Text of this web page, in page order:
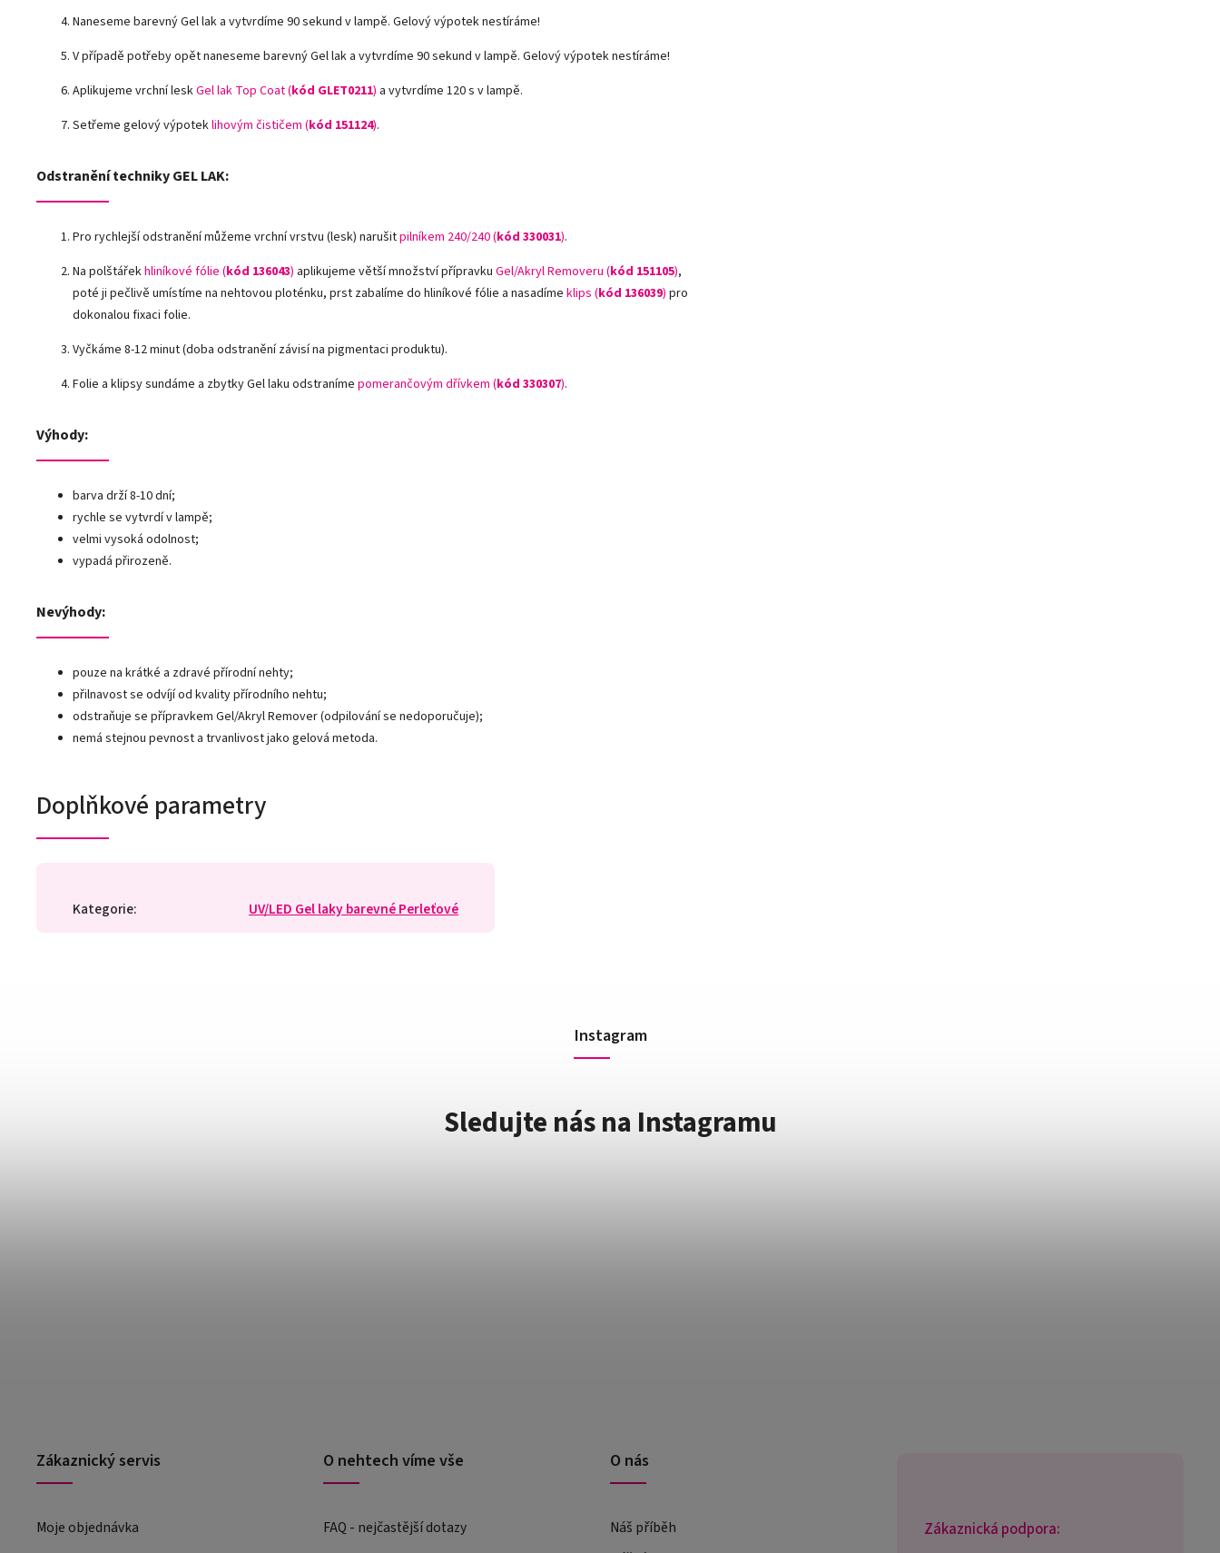
Naneseme barevný Gel lak a vytvrdíme 90 sekund v lampě. Gelový výpotek nestíráme!
V případě potřeby opět naneseme barevný Gel lak a vytvrdíme 90 sekund v lampě. Gelový výpotek nestíráme!
Aplikujeme vrchní leskGel lak Top Coat (kód GLET0211) a vytvrdíme 120 s v lampě.
Setřeme gelový výpoteklihovým čističem (kód 151124).
Odstranění techniky GEL LAK:
Pro rychlejší odstranění můžeme vrchní vrstvu (lesk) narušitpilníkem 240/240 (kód 330031).
Na polštářekhliníkové fólie (kód 136043) aplikujeme větší množství přípravku Gel/Akryl Removeru (kód 151105),
poté ji pečlivě umístíme na nehtovou ploténku, prst zabalíme do hliníkové fólie a nasadíme klips (kód 136039) pro
dokonalou fixaci folie.
Vyčkáme 8-12 minut (doba odstranění závisí na pigmentaci produktu).
Folie a klipsy sundáme a zbytky Gel laku odstraníme pomerančovým dřívkem (kód 330307).
Výhody:
barva drží 8-10 dní;
rychle se vytvrdí v lampě;
velmi vysoká odolnost;
vypadá přirozeně.
Nevýhody:
pouze na krátké a zdravé přírodní nehty;
přilnavost se odvíjí od kvality přírodního nehtu;
odstraňuje se přípravkem Gel/Akryl Remover (odpilování se nedoporučuje);
nemá stejnou pevnost a trvanlivost jako gelová metoda.
Doplňkové parametry
Kategorie: UV/LED Gel laky barevné Perleťové
Zákaznická podpora:
Instagram
Sledujte nás na Instagramu
Zákaznický servis
Moje objednávka
O nehtech víme vše
FAQ - nejčastější dotazy
O nás
Náš příběh